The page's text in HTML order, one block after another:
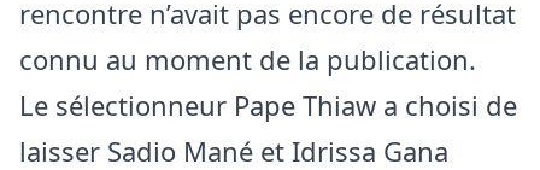
rencontre n’avait pas encore de résultat
connu au moment de la publication.
Le sélectionneur Pape Thiaw a choisi de
laisser Sadio Mané et Idrissa Gana